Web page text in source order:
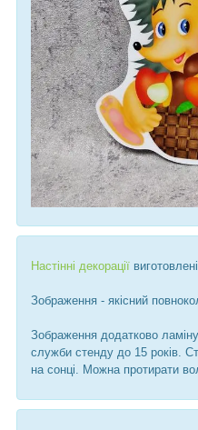
Настінні декорації
Зображення - якісний
Зображення додатково
служби стенду до 15 років.
на сонці. Можна протирати